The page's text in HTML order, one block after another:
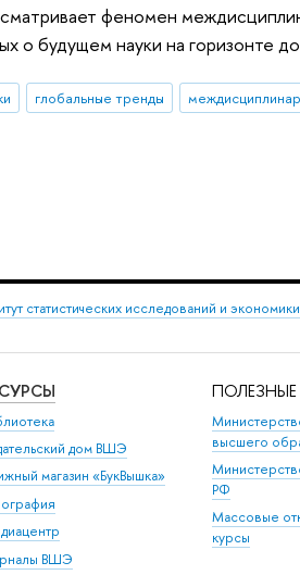
феномен
о будущем науки на горизонте
глобальные тренды
статистических исследований и
дом ВШЭ
магазин «БукВышка»
ВШЭ
высшего
РФ
Массовые
курсы